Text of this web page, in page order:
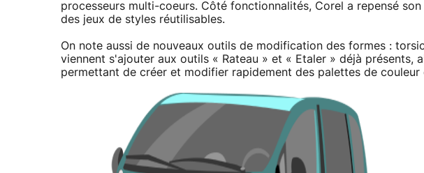
processeurs multi-coeurs. Côté fonctionnalités, Corel a repensé
des jeux de styles réutilisables.
On note aussi de nouveaux outils de modification des formes :
viennent s'ajouter aux outils « Rateau » et « Etaler » déjà présents,
permettant de créer et modifier rapidement des palettes de couleur